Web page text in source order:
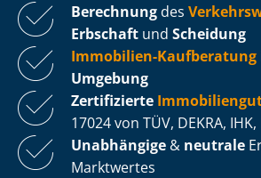
Berechnung des
Erbschaft und Scheidung
Immobilien-Kaufberatung
Umgebung
Zertifizierte
17024 von TÜV, DEKRA,
Unabhängige & neutrale
Marktwertes